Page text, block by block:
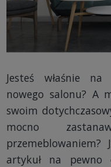
Jesteś właśnie
nowego salonu? A
swoim
mocno
artykuł na pewno